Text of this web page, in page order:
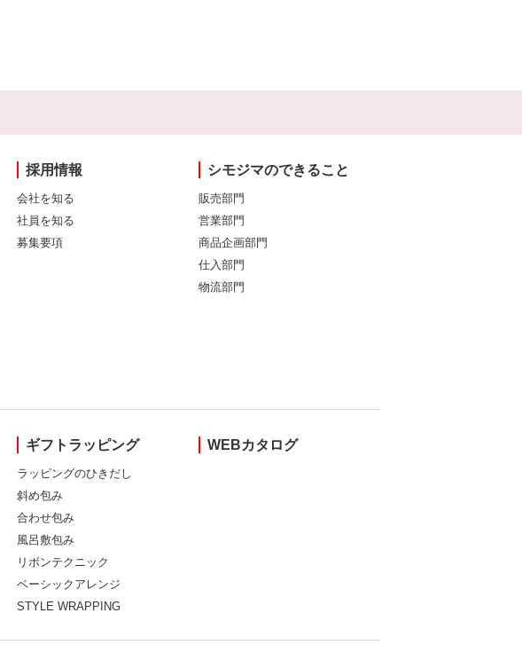
採用情報
会社を知る
社員を知る
募集要項
シモジマのできること
販売部門
営業部門
商品企画部門
仕入部門
物流部門
ギフトラッピング
ラッピングのひきだし
斜め包み
合わせ包み
風呂敷包み
リボンテクニック
ベーシックアレンジ
STYLE WRAPPING
WEBカタログ